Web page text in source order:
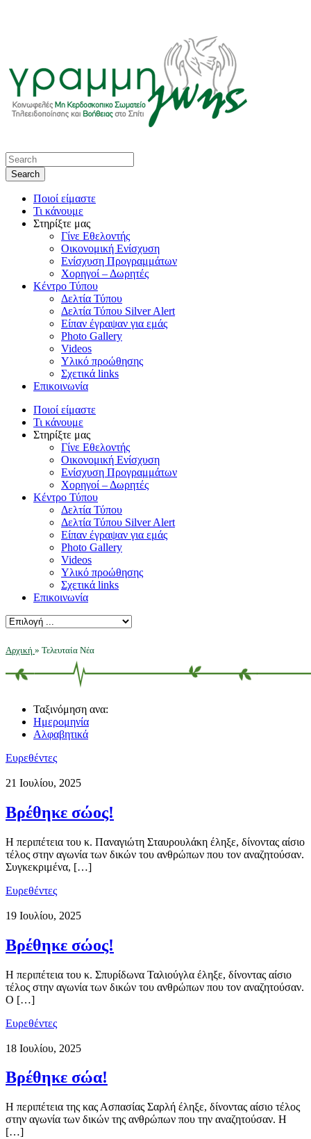
Ποιοί είμαστε
Τι κάνουμε
Στηρίξτε μας
Γίνε Εθελοντής
Οικονομική Ενίσχυση
Ενίσχυση Προγραμμάτων
Χορηγοί – Δωρητές
Κέντρο Τύπου
Δελτία Τύπου
Δελτία Τύπου Silver Alert
Είπαν έγραψαν για εμάς
Photo Gallery
Videos
Υλικό προώθησης
Σχετικά links
Επικοινωνία
Ποιοί είμαστε
Τι κάνουμε
Στηρίξτε μας
Γίνε Εθελοντής
Οικονομική Ενίσχυση
Ενίσχυση Προγραμμάτων
Χορηγοί – Δωρητές
Κέντρο Τύπου
Δελτία Τύπου
Δελτία Τύπου Silver Alert
Είπαν έγραψαν για εμάς
Photo Gallery
Videos
Υλικό προώθησης
Σχετικά links
Επικοινωνία
Αρχική » Τελευταία Νέα
Ταξινόμηση ανα:
Ημερομηνία
Αλφαβητικά
Ευρεθέντες
21 Ιουλίου, 2025
Βρέθηκε σώος!
Η περιπέτεια του κ. Παναγιώτη Σταυρουλάκη έληξε, δίνοντας αίσιο
τέλος στην αγωνία των δικών του ανθρώπων που τον αναζητούσαν.
Συγκεκριμένα, […]
Ευρεθέντες
19 Ιουλίου, 2025
Βρέθηκε σώος!
Η περιπέτεια του κ. Σπυρίδωνα Ταλιούγλα έληξε, δίνοντας αίσιο
τέλος στην αγωνία των δικών του ανθρώπων που τον αναζητούσαν.
Ο […]
Ευρεθέντες
18 Ιουλίου, 2025
Βρέθηκε σώα!
Η περιπέτεια της κας Ασπασίας Σαρλή έληξε, δίνοντας αίσιο τέλος
στην αγωνία των δικών της ανθρώπων που την αναζητούσαν. Η
[…]